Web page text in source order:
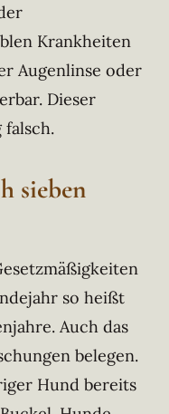
Krankheiten
Augenlinse oder
Dieser
sieben
so heißt
Auch das
belegen.
Hund bereits